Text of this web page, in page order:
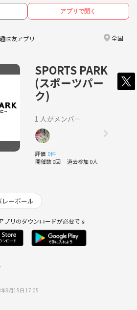
アプリで開く
趣味友アプリ 全国
SPORTS PARK
(スポーツパー
ク)
1 人がメンバー
評価 0件
開催数 0回 過去参加 0人
レーボール
プリのダウンロードが必要です
9月15日 17:05